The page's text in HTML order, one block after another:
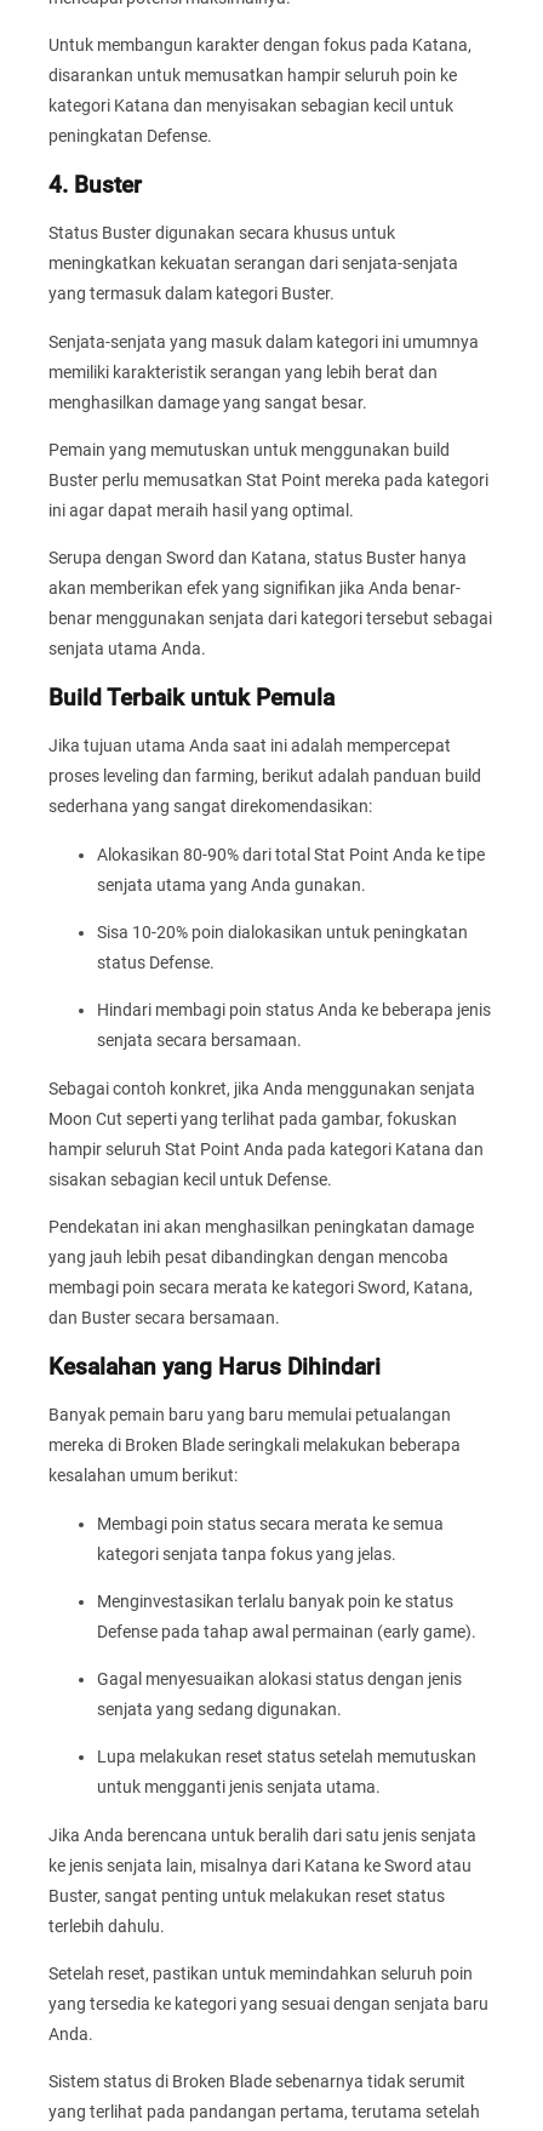
Untuk membangun karakter dengan fokus pada Katana,
disarankan untuk memusatkan hampir seluruh poin ke
kategori Katana dan menyisakan sebagian kecil untuk
peningkatan Defense.
4. Buster
Status Buster digunakan secara khusus untuk
meningkatkan kekuatan serangan dari senjata-senjata
yang termasuk dalam kategori Buster.
Senjata-senjata yang masuk dalam kategori ini umumnya
memiliki karakteristik serangan yang lebih berat dan
menghasilkan damage yang sangat besar.
Pemain yang memutuskan untuk menggunakan build
Buster perlu memusatkan Stat Point mereka pada kategori
ini agar dapat meraih hasil yang optimal.
Serupa dengan Sword dan Katana, status Buster hanya
akan memberikan efek yang signifikan jika Anda benar-
benar menggunakan senjata dari kategori tersebut sebagai
senjata utama Anda.
Build Terbaik untuk Pemula
Jika tujuan utama Anda saat ini adalah mempercepat
proses leveling dan farming, berikut adalah panduan build
sederhana yang sangat direkomendasikan:
Alokasikan 80-90% dari total Stat Point Anda ke tipe
senjata utama yang Anda gunakan.
Sisa 10-20% poin dialokasikan untuk peningkatan
status Defense.
Hindari membagi poin status Anda ke beberapa jenis
senjata secara bersamaan.
Sebagai contoh konkret, jika Anda menggunakan senjata
Moon Cut seperti yang terlihat pada gambar, fokuskan
hampir seluruh Stat Point Anda pada kategori Katana dan
sisakan sebagian kecil untuk Defense.
Pendekatan ini akan menghasilkan peningkatan damage
yang jauh lebih pesat dibandingkan dengan mencoba
membagi poin secara merata ke kategori Sword, Katana,
dan Buster secara bersamaan.
Kesalahan yang Harus Dihindari
Banyak pemain baru yang baru memulai petualangan
mereka di Broken Blade seringkali melakukan beberapa
kesalahan umum berikut:
Membagi poin status secara merata ke semua
kategori senjata tanpa fokus yang jelas.
Menginvestasikan terlalu banyak poin ke status
Defense pada tahap awal permainan (early game).
Gagal menyesuaikan alokasi status dengan jenis
senjata yang sedang digunakan.
Lupa melakukan reset status setelah memutuskan
untuk mengganti jenis senjata utama.
Jika Anda berencana untuk beralih dari satu jenis senjata
ke jenis senjata lain, misalnya dari Katana ke Sword atau
Buster, sangat penting untuk melakukan reset status
terlebih dahulu.
Setelah reset, pastikan untuk memindahkan seluruh poin
yang tersedia ke kategori yang sesuai dengan senjata baru
Anda.
Sistem status di Broken Blade sebenarnya tidak serumit
yang terlihat pada pandangan pertama, terutama setelah